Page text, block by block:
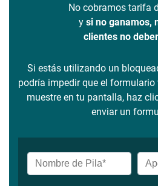
No cobramos tarifa
y si no ganamos,
clientes no
Si estás utilizando un
podría impedir que el
muestre en tu pantalla, haz
enviar un